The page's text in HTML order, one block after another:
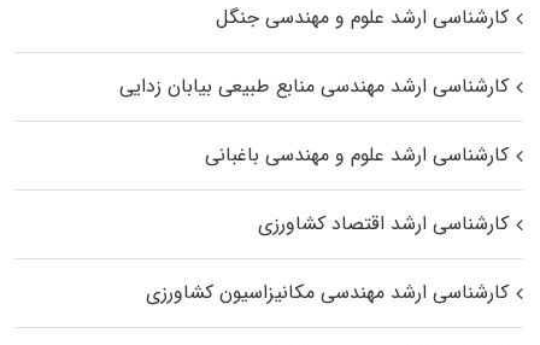
کارشناسی ارشد علوم و مهندسی جنگل
کارشناسی ارشد مهندسی منابع طبیعی بیابان زدایی
کارشناسی ارشد علوم و مهندسی باغبانی
کارشناسی ارشد اقتصاد کشاورزی
کارشناسی ارشد مهندسی مکانیزاسیون کشاورزی